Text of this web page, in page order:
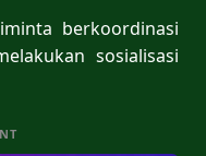
berkoordinasi
sosialisasi